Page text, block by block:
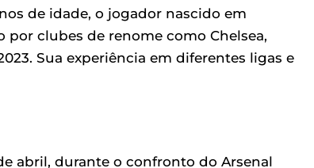
de idade, o jogador nascido em
clubes de renome como Chelsea,
Sua experiência em diferentes ligas e
abril, durante o confronto do Arsenal